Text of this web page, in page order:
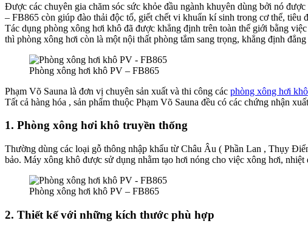
Được các chuyên gia chăm sóc sức khỏe đầu ngành khuyên dùng bởi nó
– FB865 còn giúp đào thải độc tố, giết chết vi khuẩn kí sinh trong cơ thể, tiêu
Tác dụng phòng xông hơi khô đã được khẳng định trên toàn thế giới bằng
thì phòng xông hơi còn là một nội thất phòng tắm sang trọng, khẳng định
Phòng xông hơi khô PV – FB865
Phạm Võ Sauna là đơn vị chuyên sản xuất và thi công các phòng xông hơi khô
Tất cả hàng hóa , sản phẩm thuộc Phạm Võ Sauna đều có các chứng nhận
1. Phòng xông hơi khô truyền thống
Thường dùng các loại gỗ thông nhập khẩu từ Châu Âu ( Phần Lan , Thụy
bảo. Máy xông khô được sử dụng nhằm tạo hơi nóng cho việc xông hơi,
Phòng xông hơi khô PV – FB865
2. Thiết kế với những kích thước phù hợp